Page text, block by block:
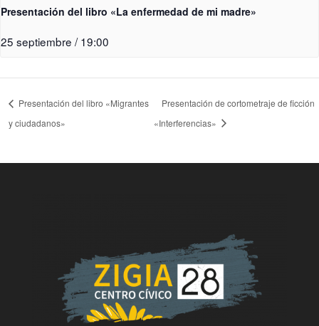
Presentación del libro «La enfermedad de mi madre»
25 septiembre / 19:00
Presentación del libro «Migrantes
y ciudadanos»
Presentación de cortometraje de ficción
«Interferencias»